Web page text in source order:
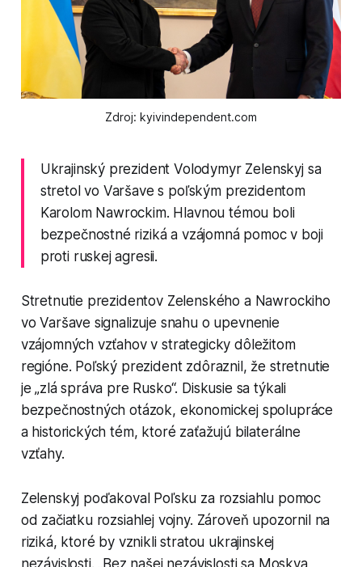
Zdroj: kyivindependent.com
Ukrajinský prezident Volodymyr Zelenskyj sa
stretol vo Varšave s poľským prezidentom
Karolom Nawrockim. Hlavnou témou boli
bezpečnostné riziká a vzájomná pomoc v boji
proti ruskej agresii.
Stretnutie prezidentov Zelenského a Nawrockiho
vo Varšave signalizuje snahu o upevnenie
vzájomných vzťahov v strategicky dôležitom
regióne. Poľský prezident zdôraznil, že stretnutie
je „zlá správa pre Rusko“. Diskusie sa týkali
bezpečnostných otázok, ekonomickej spolupráce
a historických tém, ktoré zaťažujú bilaterálne
vzťahy.
Zelenskyj poďakoval Poľsku za rozsiahlu pomoc
od začiatku rozsiahlej vojny. Zároveň upozornil na
riziká, ktoré by vznikli stratou ukrajinskej